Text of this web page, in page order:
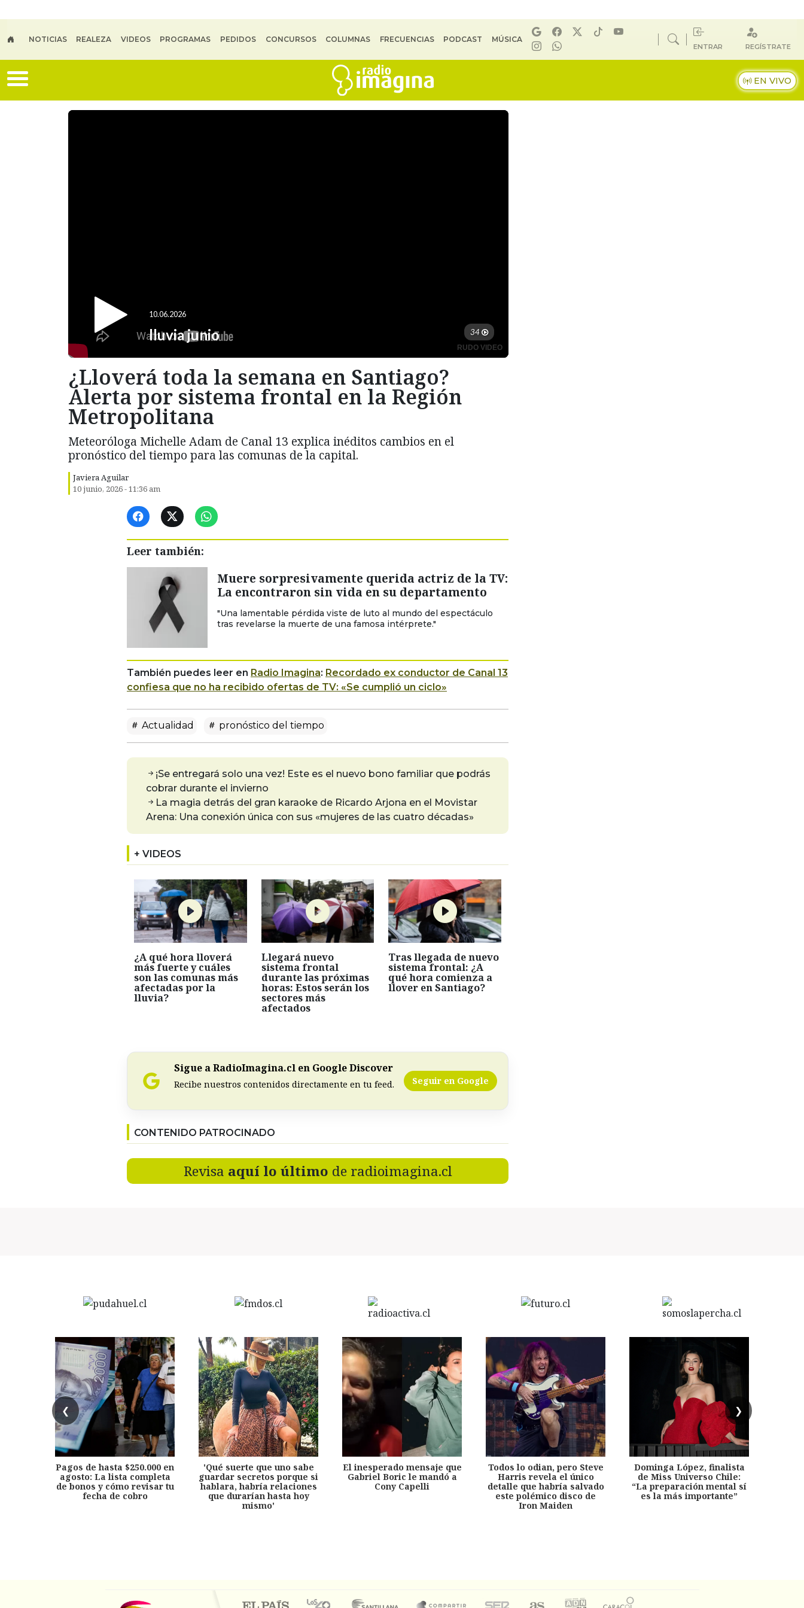
NOTICIAS REALEZA VIDEOS PROGRAMAS PEDIDOS CONCURSOS COLUMNAS FRECUENCIAS PODCAST MÚSICA
ENTRAR REGÍSTRATE
EN VIVO
¿Lloverá toda la semana en Santiago?
Alerta por sistema frontal en la Región
Metropolitana
Meteoróloga Michelle Adam de Canal 13 explica inéditos cambios en el
pronóstico del tiempo para las comunas de la capital.
Javiera Aguilar
10 junio, 2026 - 11:36 am
Leer también:
Muere sorpresivamente querida actriz de la TV:
La encontraron sin vida en su departamento
"Una lamentable pérdida viste de luto al mundo del espectáculo
tras revelarse la muerte de una famosa intérprete."
También puedes leer en Radio Imagina: Recordado ex conductor de Canal 13
confiesa que no ha recibido ofertas de TV: «Se cumplió un ciclo»
Actualidad pronóstico del tiempo
¡Se entregará solo una vez! Este es el nuevo bono familiar que podrás
cobrar durante el invierno
La magia detrás del gran karaoke de Ricardo Arjona en el Movistar
Arena: Una conexión única con sus «mujeres de las cuatro décadas»
+ VIDEOS
¿A qué hora lloverá
más fuerte y cuáles
son las comunas más
afectadas por la
lluvia?
Llegará nuevo
sistema frontal
durante las próximas
horas: Estos serán los
sectores más
afectados
Tras llegada de nuevo
sistema frontal: ¿A
qué hora comienza a
llover en Santiago?
Sigue a RadioImagina.cl en Google Discover
Recibe nuestros contenidos directamente en tu feed. Seguir en Google
CONTENIDO PATROCINADO
Revisa aquí lo último de radioimagina.cl
❮ ❯
Pagos de hasta $250.000 en
agosto: La lista completa
de bonos y cómo revisar tu
fecha de cobro
'Qué suerte que uno sabe
guardar secretos porque si
hablara, habría relaciones
que durarían hasta hoy
mismo'
El inesperado mensaje que
Gabriel Boric le mandó a
Cony Capelli
Todos lo odian, pero Steve
Harris revela el único
detalle que habría salvado
este polémico disco de
Iron Maiden
Dominga López, finalista
de Miss Universo Chile:
“La preparación mental sí
es la más importante”